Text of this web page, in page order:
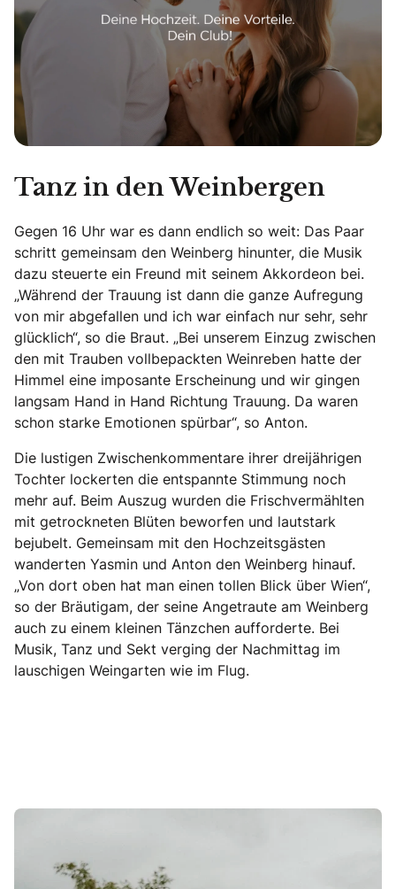
Tanz in den Weinbergen
Gegen 16 Uhr war es dann endlich so weit: Das Paar
schritt gemeinsam den Weinberg hinunter, die Musik
dazu steuerte ein Freund mit seinem Akkordeon bei.
„Während der Trauung ist dann die ganze Aufregung
von mir abgefallen und ich war einfach nur sehr, sehr
glücklich“, so die Braut. „Bei unserem Einzug zwischen
den mit Trauben vollbepackten Weinreben hatte der
Himmel eine imposante Erscheinung und wir gingen
langsam Hand in Hand Richtung Trauung. Da waren
schon starke Emotionen spürbar“, so Anton.
Die lustigen Zwischenkommentare ihrer dreijährigen
Tochter lockerten die entspannte Stimmung noch
mehr auf. Beim Auszug wurden die Frischvermählten
mit getrockneten Blüten beworfen und lautstark
bejubelt. Gemeinsam mit den Hochzeitsgästen
wanderten Yasmin und Anton den Weinberg hinauf.
„Von dort oben hat man einen tollen Blick über Wien“,
so der Bräutigam, der seine Angetraute am Weinberg
auch zu einem kleinen Tänzchen aufforderte. Bei
Musik, Tanz und Sekt verging der Nachmittag im
lauschigen Weingarten wie im Flug.